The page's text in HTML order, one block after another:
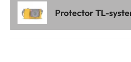
Protector TL-